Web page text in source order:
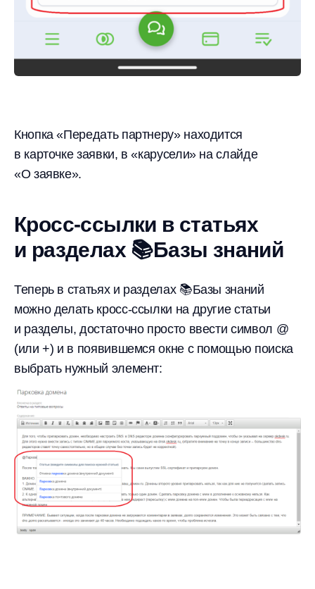
Кнопка «Передать партнеру» находится
в карточке заявки, в «карусели» на слайде
«О заявке».
Кросс-ссылки в статьях
и разделах 📚Базы знаний
Теперь в статьях и разделах 📚Базы знаний
можно делать кросс-ссылки на другие статьи
и разделы, достаточно просто ввести символ @
(или +) и в появившемся окне с помощью поиска
выбрать нужный элемент: